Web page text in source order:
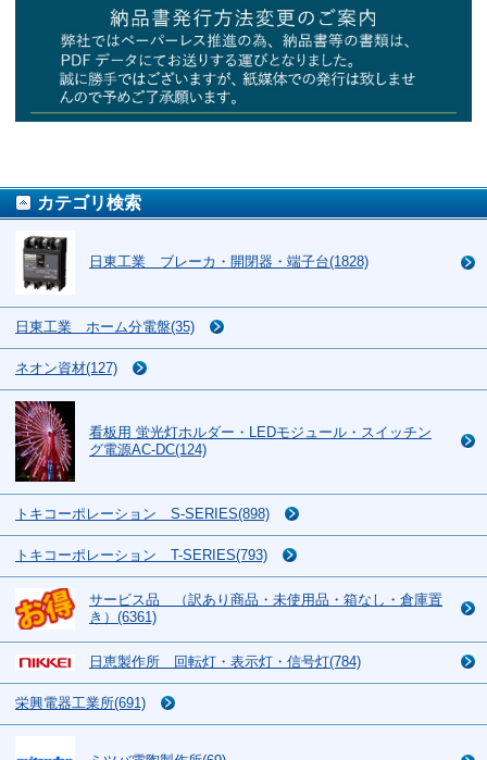
カテゴリ検索
日東工業 ブレーカ・開閉器・端子台(1828)
日東工業 ホーム分電盤(35)
ネオン資材(127)
看板用 蛍光灯ホルダー・LEDモジュール・スイッチン
グ電源AC-DC(124)
トキコーポレーション S-SERIES(898)
トキコーポレーション T-SERIES(793)
サービス品 （訳あり商品・未使用品・箱なし・倉庫置
き）(6361)
日恵製作所 回転灯・表示灯・信号灯(784)
栄興電器工業所(691)